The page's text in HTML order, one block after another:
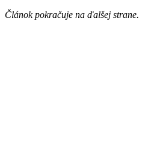
Článok pokračuje na ďalšej strane.